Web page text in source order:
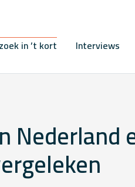
in ’t kort Interviews
Nederland